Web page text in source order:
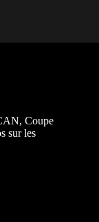
Coupe
sur les